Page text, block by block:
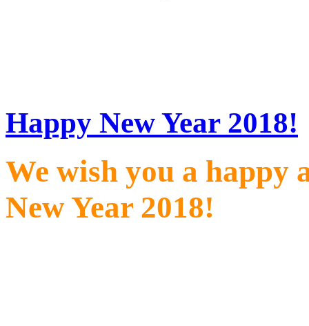
Happy New Year 2018!
We wish you a happy
New Year 2018!